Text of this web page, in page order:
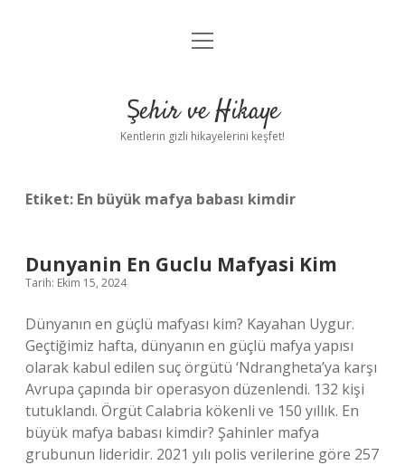
Anasayfa
Yasal Uyarı
menüyü
Şehir ve Hikaye
Kentlerin gizli hikayelerini keşfet!
Etiket: En büyük mafya babası kimdir
Dunyanin En Guclu Mafyasi Kim
Tarih: Ekim 15, 2024
Dünyanın en güçlü mafyası kim? Kayahan Uygur.
Geçtiğimiz hafta, dünyanın en güçlü mafya yapısı
olarak kabul edilen suç örgütü ‘Ndrangheta’ya karşı
Avrupa çapında bir operasyon düzenlendi. 132 kişi
tutuklandı. Örgüt Calabria kökenli ve 150 yıllık. En
büyük mafya babası kimdir? Şahinler mafya
grubunun lideridir. 2021 yılı polis verilerine göre 257